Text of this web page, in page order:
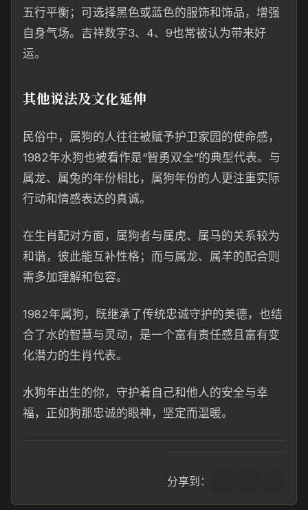
五行平衡；可选择黑色或蓝色的服饰和饰品，增强
自身气场。吉祥数字3、4、9也常被认为带来好
运。
其他说法及文化延伸
民俗中，属狗的人往往被赋予护卫家园的使命感，
1982年水狗也被看作是“智勇双全”的典型代表。与
属龙、属兔的年份相比，属狗年份的人更注重实际
行动和情感表达的真诚。
在生肖配对方面，属狗者与属虎、属马的关系较为
和谐，彼此能互补性格；而与属龙、属羊的配合则
需多加理解和包容。
1982年属狗，既继承了传统忠诚守护的美德，也结
合了水的智慧与灵动，是一个富有责任感且富有变
化潜力的生肖代表。
水狗年出生的你，守护着自己和他人的安全与幸
福，正如狗那忠诚的眼神，坚定而温暖。
分享到：